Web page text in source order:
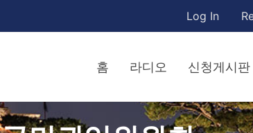
Log In
홈 라디오 신청게시판